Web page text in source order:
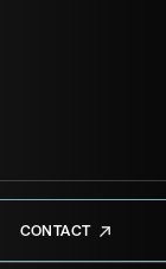
CONTACT